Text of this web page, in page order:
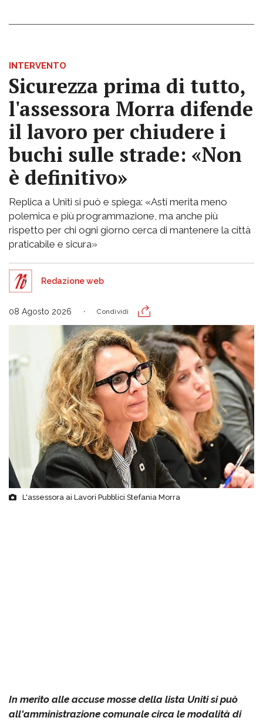
INTERVENTO
Sicurezza prima di tutto,
l'assessora Morra difende
il lavoro per chiudere i
buchi sulle strade: «Non
è definitivo»
Replica a Uniti si può e spiega: «Asti merita meno
polemica e più programmazione, ma anche più
rispetto per chi ogni giorno cerca di mantenere la città
praticabile e sicura»
Redazione web
08 Agosto 2026 Condividi
L'assessora ai Lavori Pubblici Stefania Morra
In merito alle accuse mosse della lista Uniti si può
all'amministrazione comunale circa le modalità di